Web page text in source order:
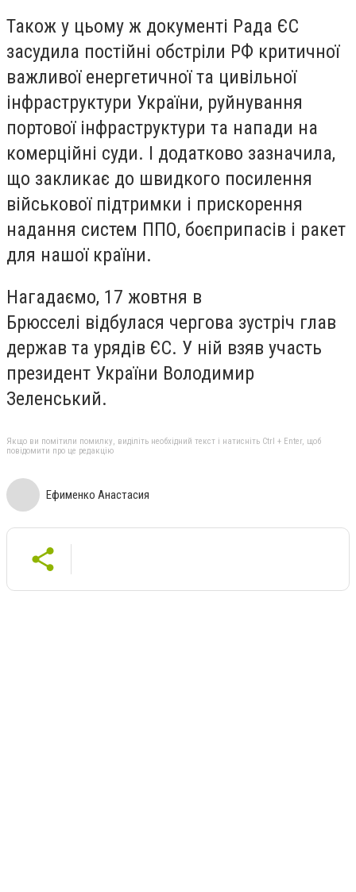
Також у цьому ж документі Рада ЄС
засудила постійні обстріли РФ критичної
важливої енергетичної та цивільної
інфраструктури України, руйнування
портової інфраструктури та напади на
комерційні суди. І додатково зазначила,
що закликає до швидкого посилення
військової підтримки і прискорення
надання систем ППО, боєприпасів і ракет
для нашої країни.
Нагадаємо, 17 жовтня в
Брюсселі відбулася чергова зустріч глав
держав та урядів ЄС. У ній взяв участь
президент України Володимир
Зеленський.
Якщо ви помітили помилку, виділіть необхідний текст і натисніть Ctrl + Enter, щоб
повідомити про це редакцію
Ефименко Анастасия